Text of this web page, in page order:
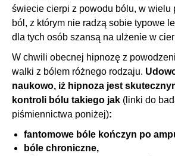
świecie cierpi z powodu bólu, w wielu
ból, z którym nie radzą sobie typowe
dla tych osób szansą na ulżenie w
W chwili obecnej hipnozę z
walki z bólem różnego rodzaju.
naukowo, iż hipnoza jest
kontroli bólu takiego jak (linki do
piśmiennictwa poniżej):
fantomowe bóle kończyn po
bóle chroniczne,